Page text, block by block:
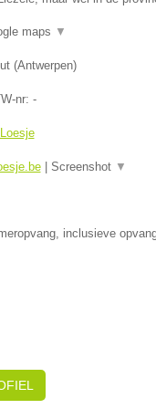
maps ▼
(Antwerpen)
nr: -
| Screenshot ▼
inclusieve